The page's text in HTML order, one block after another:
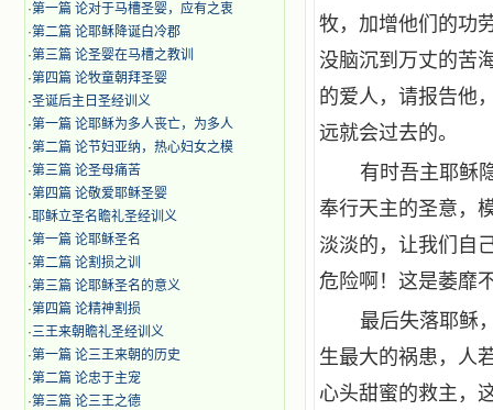
·第一篇 论对于马槽圣婴，应有之衷
·第二篇 论耶稣降诞白冷郡
·第三篇 论圣婴在马槽之教训
·第四篇 论牧童朝拜圣婴
·圣诞后主日圣经训义
·第一篇 论耶稣为多人丧亡，为多人
·第二篇 论节妇亚纳，热心妇女之模
·第三篇 论圣母痛苦
·第四篇 论敬爱耶稣圣婴
·耶稣立圣名瞻礼圣经训义
·第一篇 论耶稣圣名
·第二篇 论割损之训
·第三篇 论耶稣圣名的意义
·第四篇 论精神割损
·三王来朝瞻礼圣经训义
·第一篇 论三王来朝的历史
·第二篇 论忠于主宠
·第三篇 论三王之德
牧，加增他们的功
没脑沉到万丈的苦
的爱人，请报告他
远就会过去的。
有时吾主耶稣
奉行天主的圣意，
淡淡的，让我们自
危险啊！这是萎靡
最后失落耶稣
生最大的祸患，人
心头甜蜜的救主，